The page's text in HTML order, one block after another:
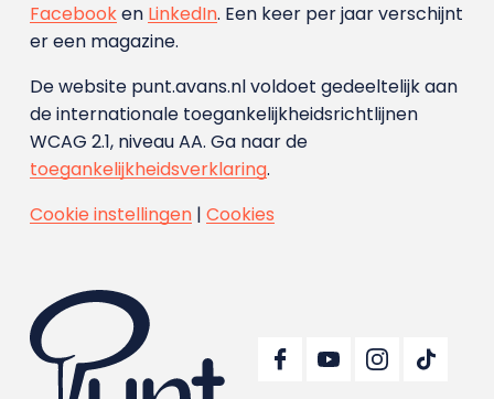
Facebooken LinkedIn. Een keer per jaar verschijnt
er een magazine.
De website punt.avans.nl voldoet gedeeltelijk aan
de internationale toegankelijkheidsrichtlijnen
WCAG 2.1, niveau AA. Ga naar de
toegankelijkheidsverklaring.
Cookie instellingen| Cookies